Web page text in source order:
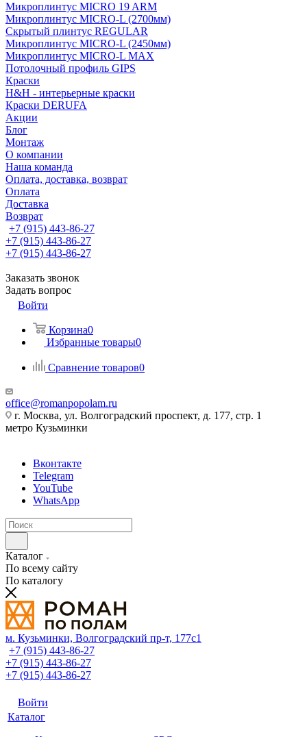
Микроплинтус MICRO 19 ARM
Микроплинтус MICRO-L (2700мм)
Скрытый плинтус REGULAR
Микроплинтус MICRO-L (2450мм)
Микроплинтус MICRO-L MAX
Потолочный профиль GIPS
Краски
H&H - интерьерные краски
Краски DERUFA
Акции
Блог
Монтаж
О компании
Наша команда
Оплата, доставка, возврат
Оплата
Доставка
Возврат
+7 (915) 443-86-27
+7 (915) 443-86-27
+7 (915) 443-86-27
Заказать звонок
Задать вопрос
Войти
Корзина0
Избранные товары0
Сравнение товаров0
office@romanpopolam.ru
г. Москва, ул. Волгоградский проспект, д. 177, стр. 1
метро Кузьминки
Вконтакте
Telegram
YouTube
WhatsApp
Каталог
По всему сайту
По каталогу
м. Кузьминки, Волгоградский пр‑т, 177с1
+7 (915) 443-86-27
+7 (915) 443-86-27
+7 (915) 443-86-27
Войти
Каталог